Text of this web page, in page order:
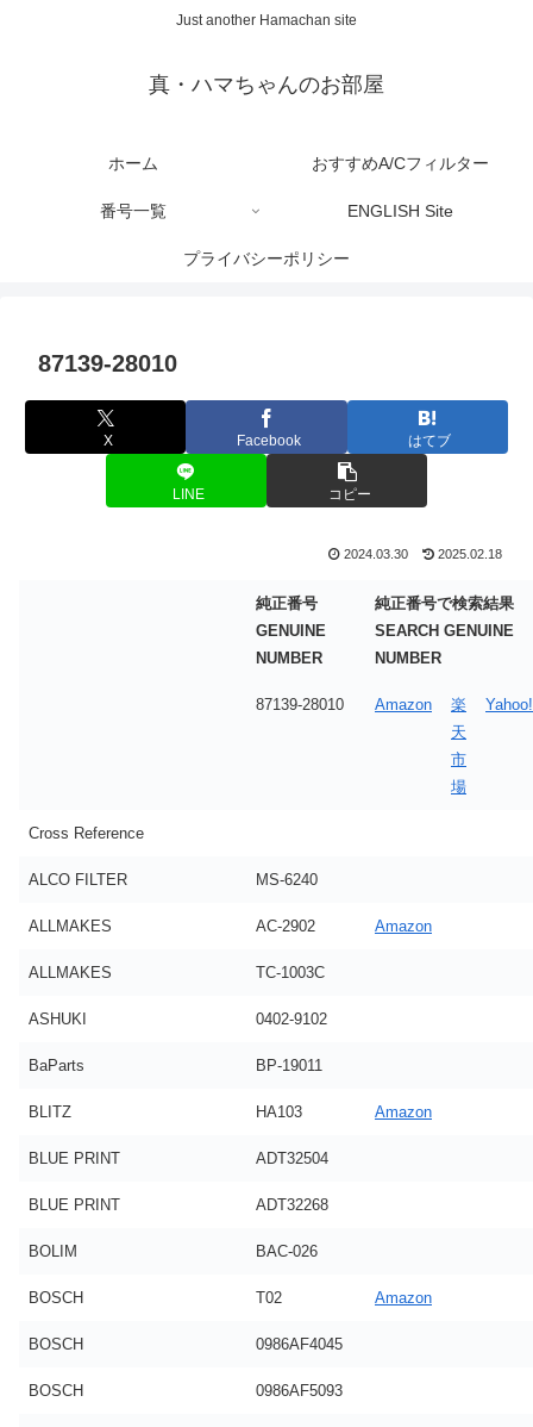
Just another Hamachan site
真・ハマちゃんのお部屋
ホーム おすすめA/Cフィルター
番号一覧 ENGLISH Site
プライバシーポリシー
87139-28010
X Facebook はてブ
LINE コピー
2024.03.30 2025.02.18
純正番号
GENUINE
NUMBER
純正番号で検索結果
SEARCH GENUINE
NUMBER
87139-28010 Amazon
楽
天
市
場
Yahoo!
Cross Reference
ALCO FILTER MS-6240
ALLMAKES AC-2902 Amazon
ALLMAKES TC-1003C
ASHUKI 0402-9102
BaParts BP-19011
BLITZ HA103 Amazon
BLUE PRINT ADT32504
BLUE PRINT ADT32268
BOLIM BAC-026
BOSCH T02 Amazon
BOSCH 0986AF4045
BOSCH 0986AF5093